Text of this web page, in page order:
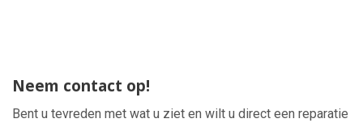
Neem contact op!
Bent u tevreden met wat u ziet en wilt u direct een reparatie